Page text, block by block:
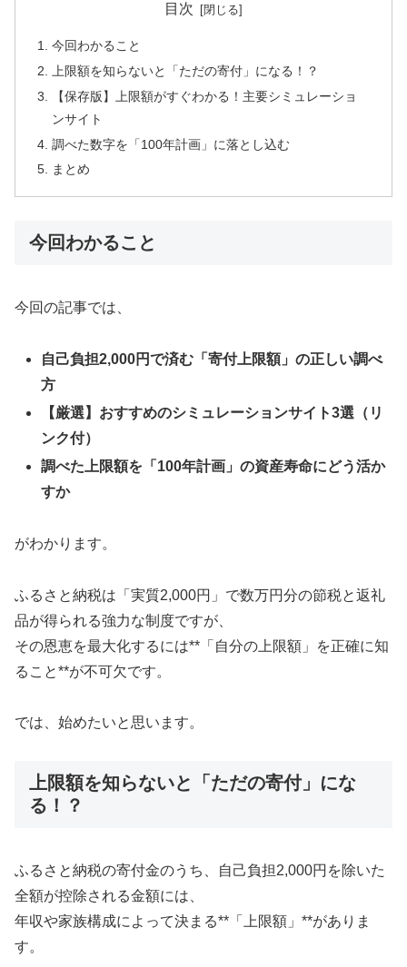
目次
今回わかること
上限額を知らないと「ただの寄付」になる！？
【保存版】上限額がすぐわかる！主要シミュレーショ
ンサイト
調べた数字を「100年計画」に落とし込む
まとめ
今回わかること
今回の記事では、
自己負担2,000円で済む「寄付上限額」の正しい調べ
方
【厳選】おすすめのシミュレーションサイト3選（リ
ンク付）
調べた上限額を「100年計画」の資産寿命にどう活か
すか
がわかります。
ふるさと納税は「実質2,000円」で数万円分の節税と返礼
品が得られる強力な制度ですが、
その恩恵を最大化するには**「自分の上限額」を正確に知
ること**が不可欠です。
では、始めたいと思います。
上限額を知らないと「ただの寄付」にな
る！？
ふるさと納税の寄付金のうち、自己負担2,000円を除いた
全額が控除される金額には、
年収や家族構成によって決まる**「上限額」**がありま
す。